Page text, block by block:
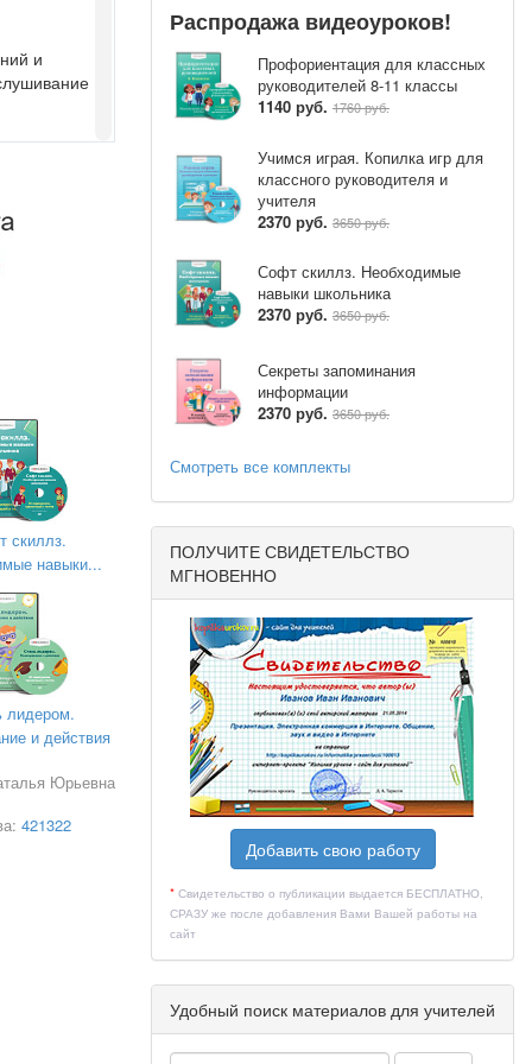
напоите)
которые
поднялась
и
всем
Зима
и Лето.
детей
Вот
Нам
а для
и
скиллз.
навыки...
лидером.
и действия
Юрьевна
421322
Распродажа видеоуроков!
Профориентация для классных
руководителей 8-11 классы
1140 руб. 1760 руб.
Учимся играя. Копилка игр для
классного руководителя и
учителя
2370 руб. 3650 руб.
Софт скиллз. Необходимые
навыки школьника
2370 руб. 3650 руб.
Секреты запоминания
информации
2370 руб. 3650 руб.
Смотреть все комплекты
ПОЛУЧИТЕ СВИДЕТЕЛЬСТВО
МГНОВЕННО
Добавить свою работу
* Свидетельство о публикации выдается БЕСПЛАТНО,
СРАЗУ же после добавления Вами Вашей работы на
сайт
Удобный поиск материалов для учителей